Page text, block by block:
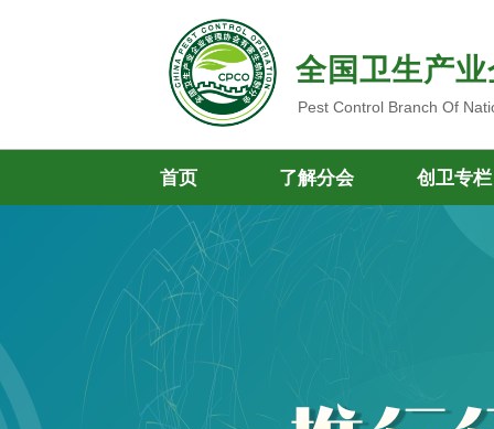
全国卫生产
Pest Control Branch Of
首页 了解分会 创卫专栏